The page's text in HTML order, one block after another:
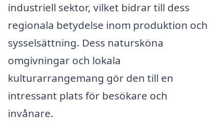
industriell sektor, vilket bidrar till dess
regionala betydelse inom produktion och
sysselsättning. Dess natursköna
omgivningar och lokala
kulturarrangemang gör den till en
intressant plats för besökare och
invånare.